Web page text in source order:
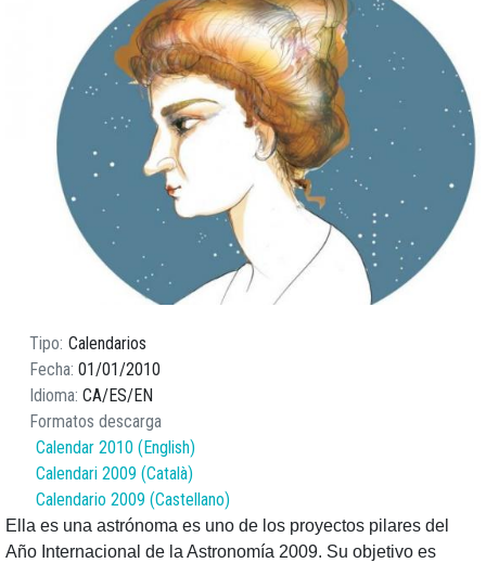
Tipo Calendarios
Fecha 01/01/2010
Idioma CA ES EN
Formatos descarga
Calendar 2010 (English)
Calendari 2009 (Català)
Calendario 2009 (Castellano)
Ella es una astrónoma es uno de los proyectos pilares del
Año Internacional de la Astronomía 2009. Su objetivo es